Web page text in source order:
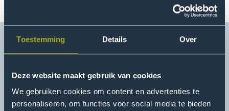
Toestemming Details Over
Deze website maakt gebruik van cookies
We gebruiken cookies om content en advertenties te
personaliseren, om functies voor social media te bieden